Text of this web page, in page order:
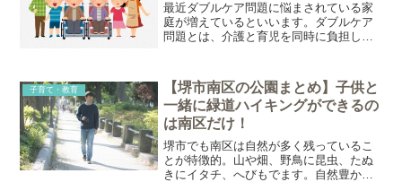
最近ダブルケア問題に悩まされている家
庭が増えているといいます。ダブルケア
問題とは、介護と育児を同時に負担しな
る女性に大きな負担となっています。30
代で3世帯で暮らす我...
子育て・教育
【堺市南区の公園まとめ】子供と
一緒に緑道ハイキングができるの
は南区だけ！
堺市でも南区は自然が多く残っているこ
とが特徴的。山や畑、野鳥に昆虫、たぬ
きにイタチ、へびもでます。自然豊かで